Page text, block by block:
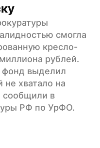
смогла
кресло-
рублей.
фонд выделил
хватало на
сообщили в
РФ по УрФО.